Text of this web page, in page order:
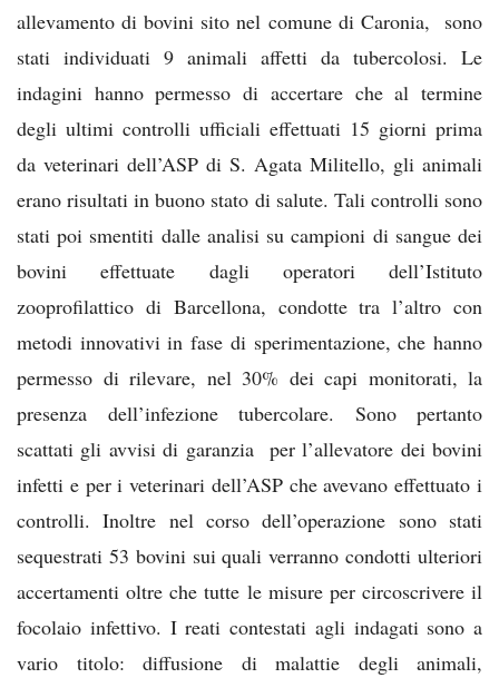
allevamento di bovini sito nel comune di Caronia, sono
stati individuati 9 animali affetti da tubercolosi. Le
indagini hanno permesso di accertare che al termine
degli ultimi controlli ufficiali effettuati 15 giorni prima
da veterinari dell’ASP di S. Agata Militello, gli animali
erano risultati in buono stato di salute. Tali controlli sono
stati poi smentiti dalle analisi su campioni di sangue dei
bovini effettuate dagli operatori dell’Istituto
zooprofilattico di Barcellona, condotte tra l’altro con
metodi innovativi in fase di sperimentazione, che hanno
permesso di rilevare, nel 30% dei capi monitorati, la
presenza dell’infezione tubercolare. Sono pertanto
scattati gli avvisi di garanzia per l’allevatore dei bovini
infetti e per i veterinari dell’ASP che avevano effettuato i
controlli. Inoltre nel corso dell’operazione sono stati
sequestrati 53 bovini sui quali verranno condotti ulteriori
accertamenti oltre che tutte le misure per circoscrivere il
focolaio infettivo. I reati contestati agli indagati sono a
vario titolo: diffusione di malattie degli animali,